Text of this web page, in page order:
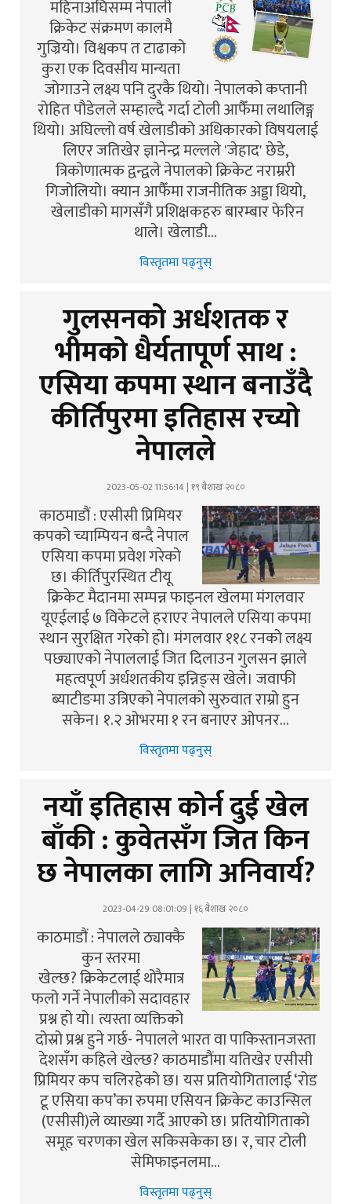
महिनाअघिसम्म नेपाली
क्रिकेट संक्रमण कालमै
गुज्रियो। विश्वकप त टाढाको
कुरा एक दिवसीय मान्यता
जोगाउने लक्ष्य पनि दुरकै थियो। नेपालको कप्तानी
रोहित पौडेलले सम्हाल्दै गर्दा टोली आफैँमा लथालिङ्ग
थियो। अघिल्लो वर्ष खेलाडीको अधिकारको विषयलाई
लिएर जतिखेर ज्ञानेन्द्र मल्लले 'जेहाद' छेडे,
त्रिकोणात्मक द्वन्द्वले नेपालको क्रिकेट नराम्ररी
गिजोलियो। क्यान आफैँमा राजनीतिक अड्डा थियो,
खेलाडीको मागसँगै प्रशिक्षकहरु बारम्बार फेरिन
थाले। खेलाडी…
विस्तृतमा पढ्नुस्
गुलसनको अर्धशतक र
भीमको धैर्यतापूर्ण साथ :
एसिया कपमा स्थान बनाउँदै
कीर्तिपुरमा इतिहास रच्यो
नेपालले
2023-05-02 11:56:14 | १९ बैशाख २०८०
काठमाडौं : एसीसी प्रिमियर
कपको च्याम्पियन बन्दै नेपाल
एसिया कपमा प्रवेश गरेको
छ। कीर्तिपुरस्थित टीयू
क्रिकेट मैदानमा सम्पन्न फाइनल खेलमा मंगलवार
यूएईलाई ७ विकेटले हराएर नेपालले एसिया कपमा
स्थान सुरक्षित गरेको हो। मंगलवार ११८ रनको लक्ष्य
पछ्याएको नेपाललाई जित दिलाउन गुलसन झाले
महत्वपूर्ण अर्धशतकीय इन्निङ्स खेले। जवाफी
ब्याटीङमा उत्रिएको नेपालको सुरुवात राम्रो हुन
सकेन। १.२ ओभरमा १ रन बनाएर ओपनर…
विस्तृतमा पढ्नुस्
नयाँ इतिहास कोर्न दुई खेल
बाँकी : कुवेतसँग जित किन
छ नेपालका लागि अनिवार्य?
2023-04-29 08:01:09 | १६ बैशाख २०८०
काठमाडौं : नेपालले ठ्याक्कै
कुन स्तरमा
खेल्छ? क्रिकेटलाई थोरैमात्र
फलो गर्ने नेपालीको सदावहार
प्रश्न हो यो। त्यस्ता व्यक्तिको
दोस्रो प्रश्न हुने गर्छ- नेपालले भारत वा पाकिस्तानजस्ता
देशसँग कहिले खेल्छ? काठमाडौंमा यतिखेर एसीसी
प्रिमियर कप चलिरहेको छ। यस प्रतियोगितालाई ‘रोड
टू एसिया कप’का रुपमा एसियन क्रिकेट काउन्सिल
(एसीसी)ले व्याख्या गर्दै आएको छ। प्रतियोगिताको
समूह चरणका खेल सकिसकेका छ। र, चार टोली
सेमिफाइनलमा…
विस्तृतमा पढ्नुस्